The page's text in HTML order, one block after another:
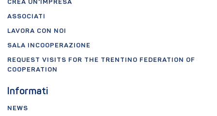
CREA UN'IMPRESA
ASSOCIATI
LAVORA CON NOI
SALA INCOOPERAZIONE
REQUEST VISITS FOR THE TRENTINO FEDERATION OF
COOPERATION
Informati
NEWS